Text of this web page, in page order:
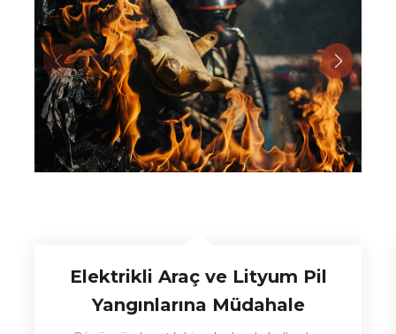
Elektrikli Araç ve Lityum Pil
Yangınlarına Müdahale